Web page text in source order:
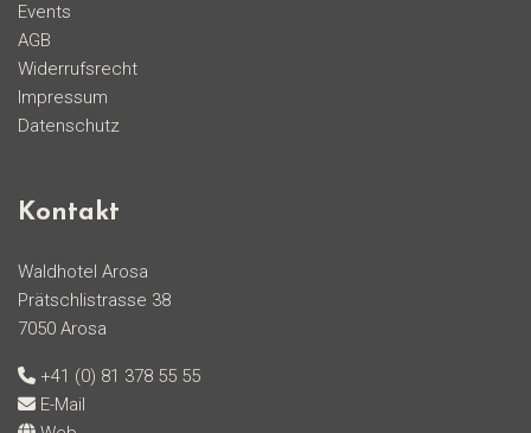
Events
AGB
Widerrufsrecht
Impressum
Datenschutz
Kontakt
Waldhotel Arosa
Prätschlistrasse 38
7050 Arosa
+41 (0) 81 378 55 55
E-Mail